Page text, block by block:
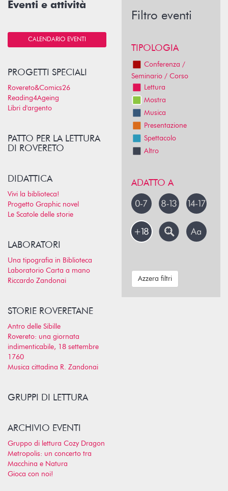
Eventi e attività
CALENDARIO EVENTI
PROGETTI SPECIALI
Rovereto&Comics26
Reading4Ageing
Libri d'argento
PATTO PER LA LETTURA
DI ROVERETO
DIDATTICA
Vivi la biblioteca!
Progetto Graphic novel
Le Scatole delle storie
LABORATORI
Una tipografia in Biblioteca
Laboratorio Carta a mano
Riccardo Zandonai
STORIE ROVERETANE
Antro delle Sibille
Rovereto: una giornata
indimenticabile, 18 settembre
1760
Musica cittadina R. Zandonai
GRUPPI DI LETTURA
ARCHIVIO EVENTI
Gruppo di lettura Cozy Dragon
Metropolis: un concerto tra
Macchina e Natura
Gioca con noi!
Filtro eventi
TIPOLOGIA
Conferenza /
Seminario / Corso
Lettura
Mostra
Musica
Presentazione
Spettacolo
Altro
ADATTO A
Azzera filtri